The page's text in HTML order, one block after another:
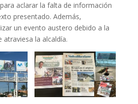
aclarar la falta de información
presentado. Además,
un evento austero debido a la
atraviesa la alcaldía.